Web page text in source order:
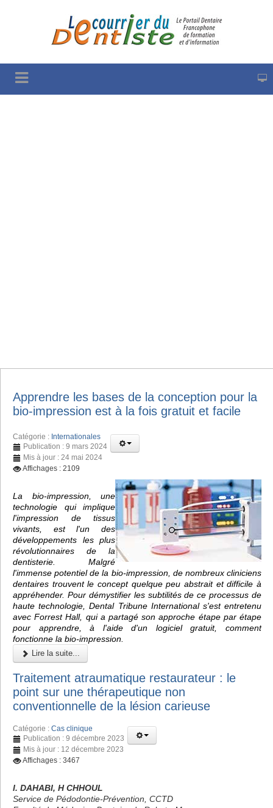
Apprendre les bases de la conception pour la
bio-impression est à la fois gratuit et facile
Catégorie : Internationales
Publication : 9 mars 2024
Mis à jour : 24 mai 2024
Affichages : 2109
La bio-impression, une
technologie qui implique
l'impression de tissus
vivants, est l'un des
développements les plus
révolutionnaires de la
dentisterie. Malgré
l'immense potentiel de la bio-impression, de nombreux cliniciens
dentaires trouvent le concept quelque peu abstrait et difficile à
appréhender. Pour démystifier les subtilités de ce processus de
haute technologie, Dental Tribune International s'est entretenu
avec Forrest Hall, qui a partagé son approche étape par étape
pour apprendre, à l'aide d'un logiciel gratuit, comment
fonctionne la bio-impression.
Lire la suite...
Traitement atraumatique restaurateur : le
point sur une thérapeutique non
conventionnelle de la lésion carieuse
Catégorie : Cas clinique
Publication : 9 décembre 2023
Mis à jour : 12 décembre 2023
Affichages : 3467
I. DAHABI, H CHHOUL
Service de Pédodontie-Prévention, CCTD